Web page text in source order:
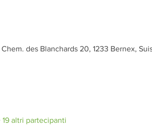
des Blanchards 20, 1233 Bernex,
19 altri partecipanti